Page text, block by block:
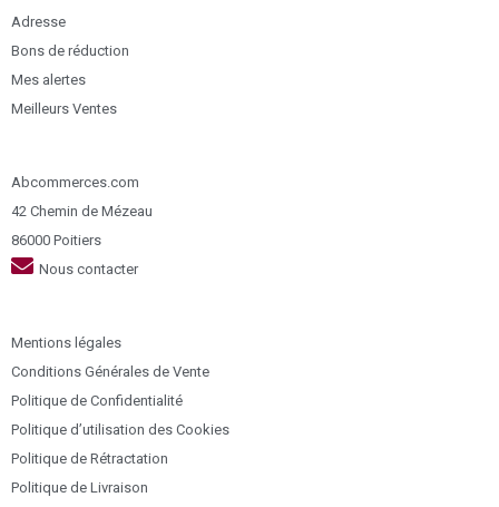
Adresse
Bons de réduction
Mes alertes
Meilleurs Ventes
Abcommerces.com
42 Chemin de Mézeau
86000 Poitiers
Nous contacter
Mentions légales
Conditions Générales de Vente
Politique de Confidentialité
Politique d’utilisation des Cookies
Politique de Rétractation
Politique de Livraison